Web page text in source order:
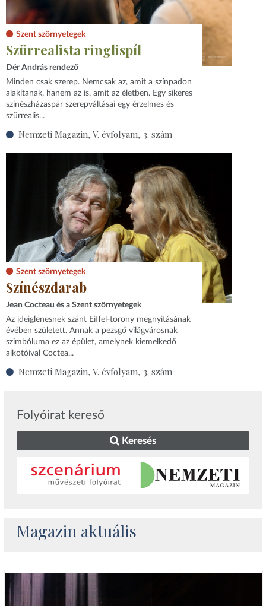
Szent szörnyetegek
Szürrealista ringlispíl
Dér András rendező
Minden csak szerep. Nemcsak az, amit a színpadon
alakítanak, hanem az is, amit az életben. Egy sikeres
színészházaspár szerepváltásai egy érzelmes és
szürrealis...
Nemzeti Magazin, V. évfolyam, 3. szám
Szent szörnyetegek
Színészdarab
Jean Cocteau és a Szent szörnyetegek
Az ideiglenesnek szánt Eiffel-torony megnyitásának
évében született. Annak a pezsgő világvárosnak
szimbóluma ez az épület, amelynek kiemelkedő
alkotóival Coctea...
Nemzeti Magazin, V. évfolyam, 3. szám
Folyóirat kereső
Keresés
Magazin aktuális